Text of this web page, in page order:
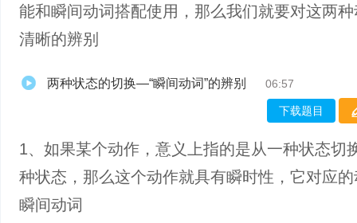
能和瞬间动词搭配使用，那么我们就要对这两
清晰的辨别
两种状态的切换—“瞬间动词”的辨别 06:57
下载题目
1、如果某个动作，意义上指的是从一种状态切
种状态，那么这个动作就具有瞬时性，它对应
瞬间动词